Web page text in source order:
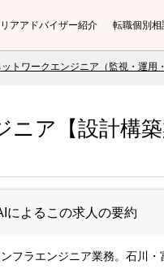
アアドバイザー紹介 転職個別相
トワークエンジニア（監視・運用
ニア【設計構
によるこの求人の要約
フラエンジニア業務。石川